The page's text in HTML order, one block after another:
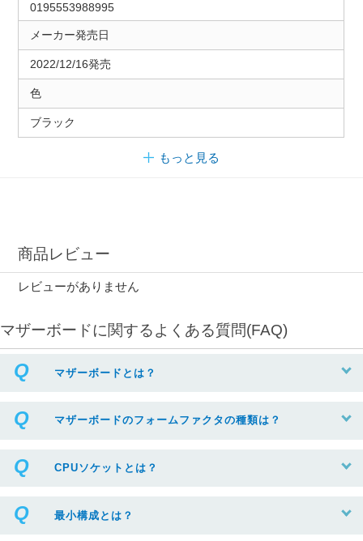
0195553988995
メーカー発売日
2022/12/16発売
色
ブラック
もっと見る
商品レビュー
レビューがありません
マザーボードに関するよくある質問(FAQ)
マザーボードとは？
マザーボードのフォームファクタの種類は？
CPUソケットとは？
最小構成とは？